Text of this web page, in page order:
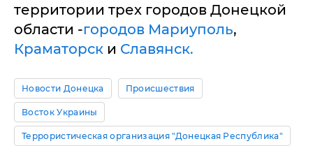
территории трех городов Донецкой
области -городов Мариуполь,
Краматорск и Славянск.
Новости Донецка Происшествия
Восток Украины
Террористическая организация "Донецкая Республика"